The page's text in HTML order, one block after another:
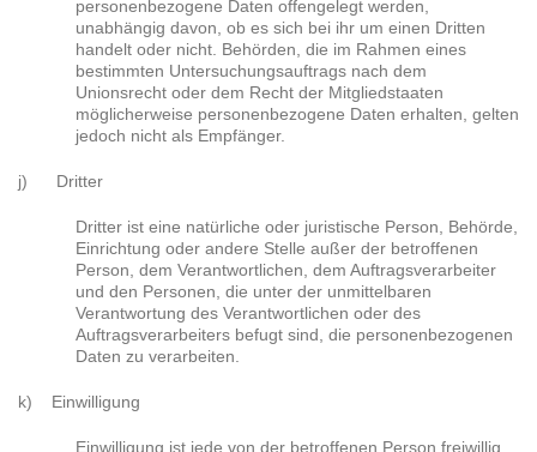
personenbezogene Daten offengelegt werden,
unabhängig davon, ob es sich bei ihr um einen Dritten
handelt oder nicht. Behörden, die im Rahmen eines
bestimmten Untersuchungsauftrags nach dem
Unionsrecht oder dem Recht der Mitgliedstaaten
möglicherweise personenbezogene Daten erhalten, gelten
jedoch nicht als Empfänger.
j) Dritter
Dritter ist eine natürliche oder juristische Person, Behörde,
Einrichtung oder andere Stelle außer der betroffenen
Person, dem Verantwortlichen, dem Auftragsverarbeiter
und den Personen, die unter der unmittelbaren
Verantwortung des Verantwortlichen oder des
Auftragsverarbeiters befugt sind, die personenbezogenen
Daten zu verarbeiten.
k) Einwilligung
Einwilligung ist jede von der betroffenen Person freiwillig